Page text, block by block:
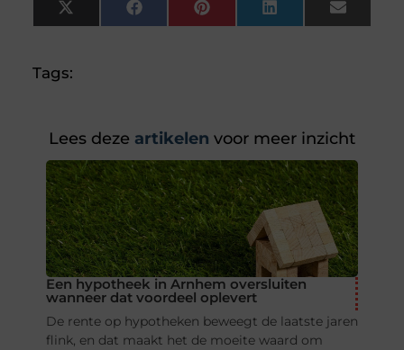
X
(Twitter)
FacebookPinterestLinkedInEmail
Tags:
Lees deze artikelen voor meer inzicht
Een hypotheek in Arnhem oversluiten
wanneer dat voordeel oplevert
De rente op hypotheken beweegt de laatste jaren
flink, en dat maakt het de moeite waard om